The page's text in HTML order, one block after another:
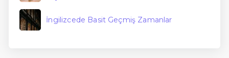
İngilizcede Basit Geçmiş Zamanlar